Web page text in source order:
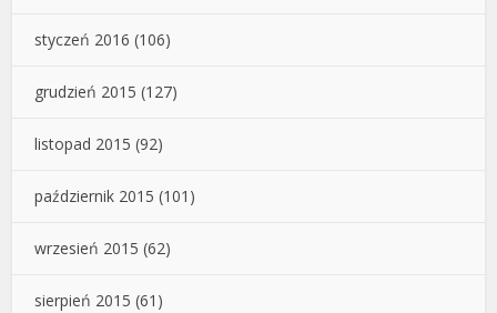
styczeń 2016 (106)
grudzień 2015 (127)
listopad 2015 (92)
październik 2015 (101)
wrzesień 2015 (62)
sierpień 2015 (61)